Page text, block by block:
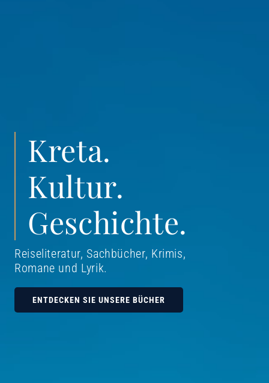
Kreta.
Kultur.
Geschichte.
Reiseliteratur, Sachbücher, Krimis,
Romane und Lyrik.
ENTDECKEN SIE UNSERE BÜCHER